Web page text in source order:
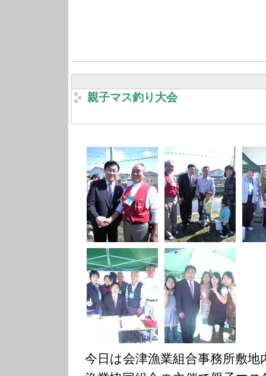
親子マス釣り大会
今日は会津漁業組合事務所敷